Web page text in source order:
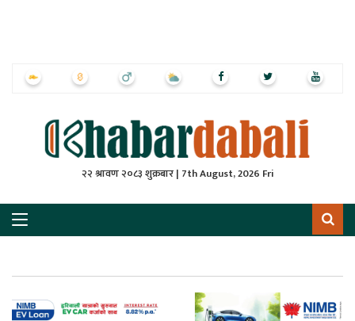
२२ श्रावण २०८३ शुक्रबार | 7th August, 2026 Fri